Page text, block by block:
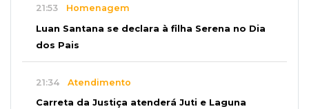
21:53 Homenagem
Luan Santana se declara à filha Serena no Dia
dos Pais
21:34 Atendimento
Carreta da Justiça atenderá Juti e Laguna